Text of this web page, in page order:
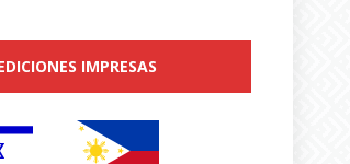
IMPRESAS